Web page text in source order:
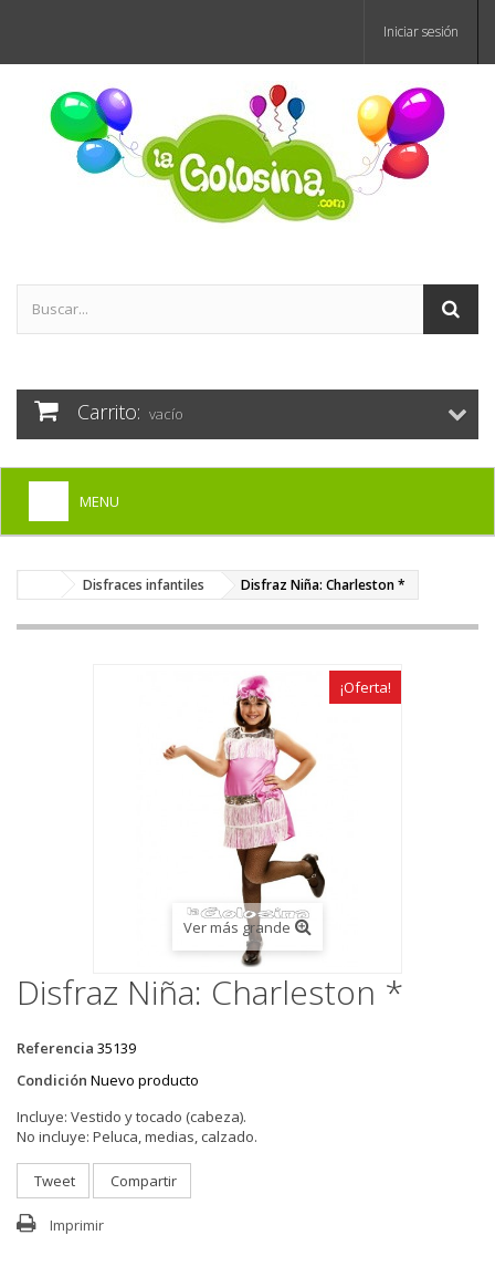
Iniciar sesión
Carrito: vacío
MENU
DISFRACES PARA ADULTOS
PELUCAS, GORROS, CARETAS
Disfraces infantiles Disfraz Niña: Charleston *
¡Oferta!
Ver más grande
Disfraz Niña: Charleston *
Referencia 35139
Condición Nuevo producto
Incluye: Vestido y tocado (cabeza).
No incluye: Peluca, medias, calzado.
Tweet Compartir
Imprimir